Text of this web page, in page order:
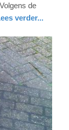
de
verder...